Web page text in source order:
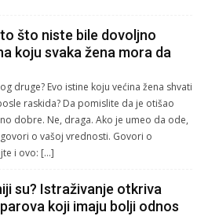
što niste bile dovoljno
koju svaka žena mora da
druge? Evo istine koju većina žena shvati
raskida? Da pomislite da je otišao
dobre. Ne, draga. Ako je umeo da ode,
o vašoj vrednosti. Govori o
i ovo: […]
su? Istraživanje otkriva
koji imaju bolji odnos